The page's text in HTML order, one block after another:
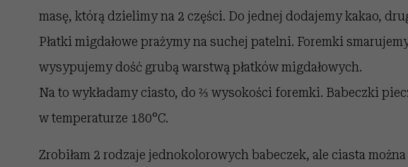
masę, którą dzielimy na 2 części. Do jednej dodajemy kakao,
Płatki migdałowe prażymy na suchej patelni. Foremki
wysypujemy dość grubą warstwą płatków migdałowych.
Na to wykładamy ciasto, do ⅔ wysokości foremki. Babeczki
w temperaturze 180°C.
Zrobiłam 2 rodzaje jednokolorowych babeczek, ale ciasta